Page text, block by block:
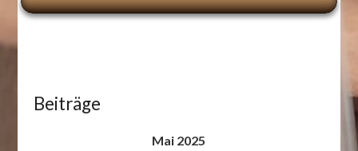
Beiträge
Mai 2025